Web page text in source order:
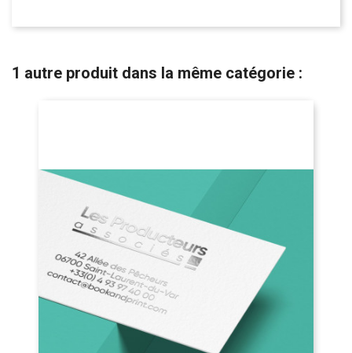
1 autre produit dans la même catégorie :